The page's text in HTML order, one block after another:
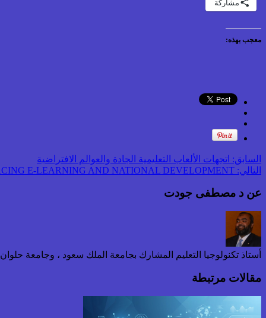
مشاركة
معجب بهذه:
السابق: اتجهات الألعاب التعليمية الجادة والعوالم الافتراضية
التالي:
عن د مصطفى جودت
أستاذ تكنولوجيا التعليم المشارك بجامعة الملك سعود ، وجامعة
مقالات مرتبطة